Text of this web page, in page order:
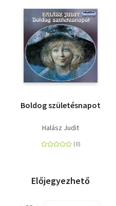
Boldog születésnapot
Halász Judit
Előjegyezhető